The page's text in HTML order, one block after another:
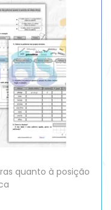
quanto à posição